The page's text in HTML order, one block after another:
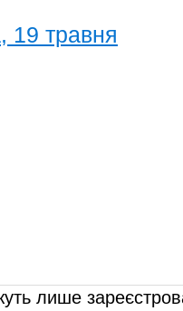
19 травня
лише